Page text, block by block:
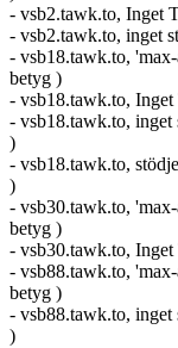
- vsb2.tawk.to, Inget
- vsb2.tawk.to, inget
- vsb18.tawk.to,
betyg )
- vsb18.tawk.to,
- vsb18.tawk.to,
)
- vsb18.tawk.to,
)
- vsb30.tawk.to,
betyg )
- vsb30.tawk.to,
- vsb88.tawk.to,
betyg )
- vsb88.tawk.to,
)